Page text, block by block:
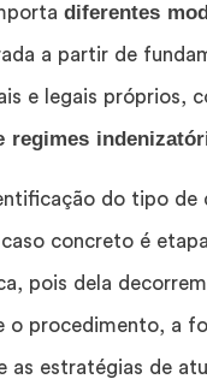
diferentes
a partir de
e legais próprios,
regimes
do tipo de
concreto é
pois dela
o procedimento, a
as estratégias de